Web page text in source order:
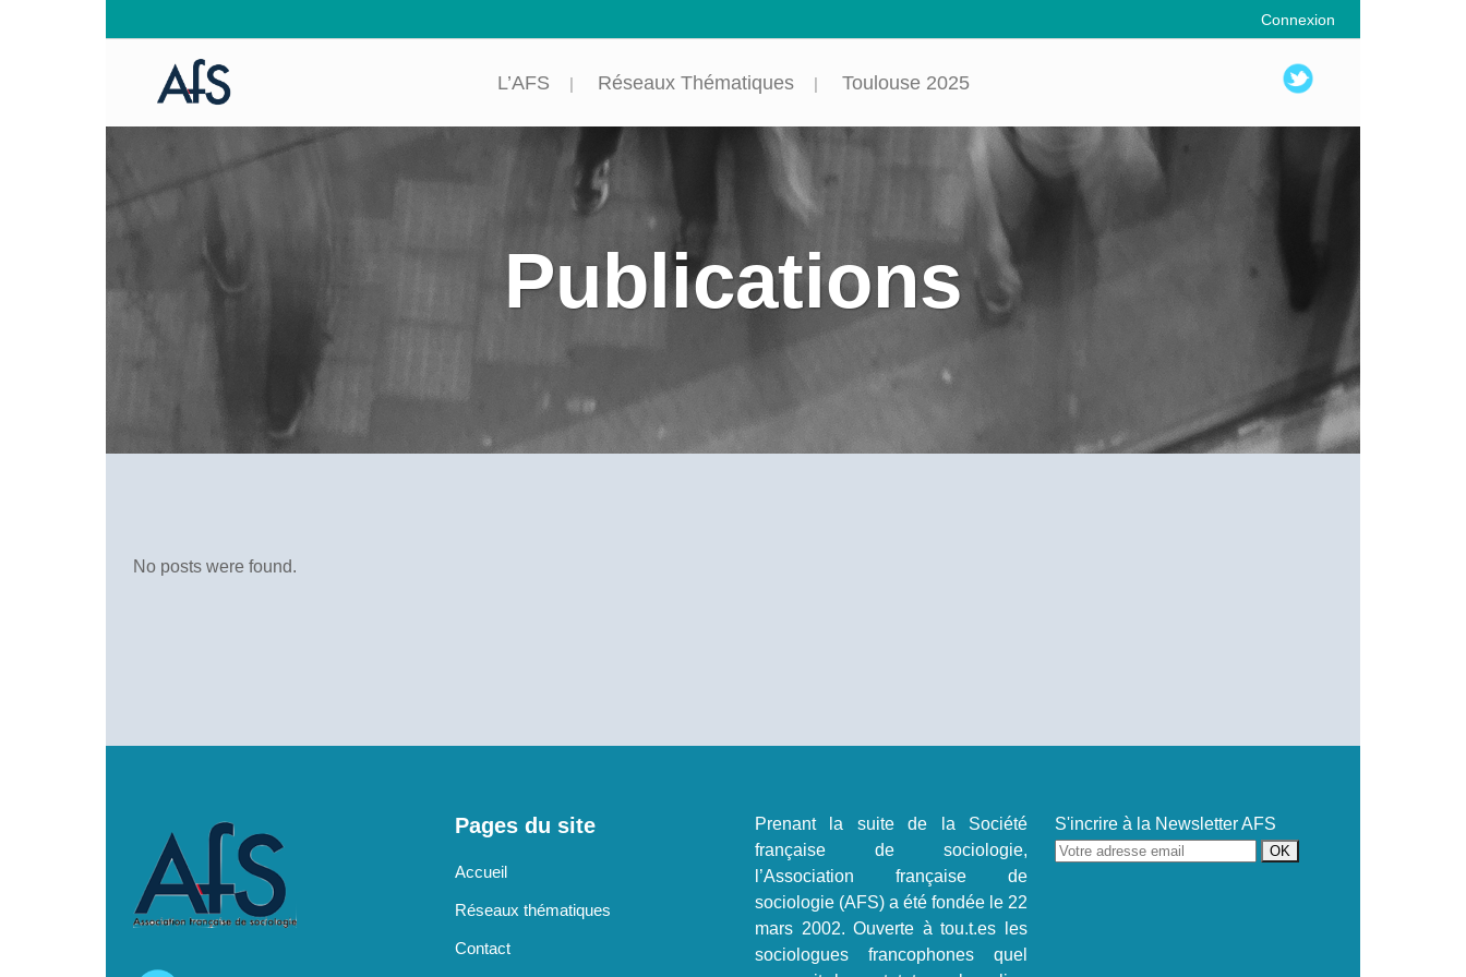
Connexion
L’AFS Réseaux Thématiques Toulouse 2025
Publications
No posts were found.
Pages du site
Accueil
Réseaux thématiques
Contact
Prenant la suite de la Société
française de sociologie,
l’Association française de
sociologie (AFS) a été fondée le 22
mars 2002. Ouverte à tou.t.es les
sociologues francophones quel
S'incrire à la Newsletter AFS